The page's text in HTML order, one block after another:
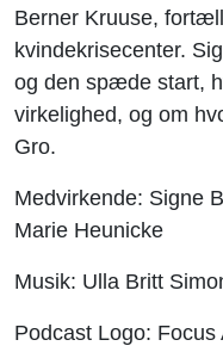
Berner Kruuse,
kvindekrisecenter.
og den spæde start,
virkelighed, og om
Gro.
Medvirkende: Signe
Marie Heunicke
Musik: Ulla Britt
Podcast Logo: Focus